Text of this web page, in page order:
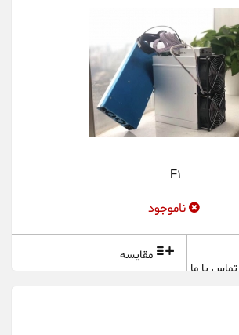
F1
ناموجود
تماس با ما
مقایسه